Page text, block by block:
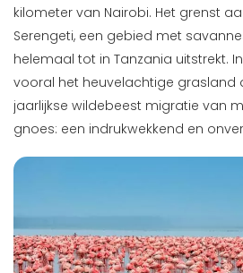
kilometer van Nairobi. Het grenst
Serengeti, een gebied met
helemaal tot in Tanzania uitstrekt.
vooral het heuvelachtige grasland
jaarlijkse wildebeest migratie van
gnoes: een indrukwekkend en